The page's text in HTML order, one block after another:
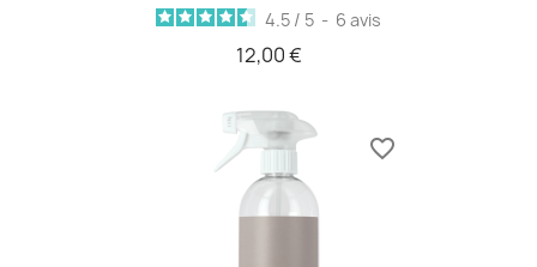
4.5 / 5 - 6 avis
12,00 €
favorite_border